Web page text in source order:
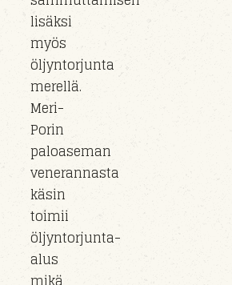
lisäksi
myös
öljyntorjunta
merellä.
Meri-
Porin
paloaseman
venerannasta
käsin
toimii
öljyntorjunta-
alus